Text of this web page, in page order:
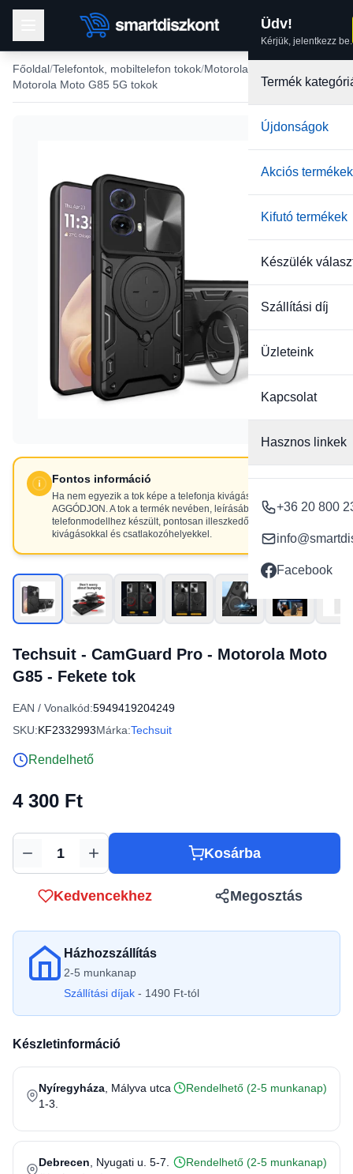
Üdv!
Kérjük, jelentkezz be.
Termék
Újdonságok
Akciós termékek
Kifutó termékek
Készülék
Szállítási díj
Üzleteink
Kapcsolat
Hasznos linkek
+36 20 800
Facebook
Főoldal Telefontok, mobiltelefon tokok Motorola tokok
Motorola Moto G85 5G tokok
Fontos információ
Ha nem egyezik a tok képe a telefonja kivágásaival, NE
AGGÓDJON. A tok a termék nevében, leírásában szereplő
telefonmodellhez készült, pontosan illeszkedő
kivágásokkal és csatlakozóhelyekkel.
Techsuit - CamGuard Pro - Motorola Moto
G85 - Fekete tok
EAN / Vonalkód:5949419204249
SKU:KF2332993Márka:Techsuit
Rendelhető
4 300 Ft
Mennyiség Kosárba
Kedvencekhez Megosztás
Házhozszállítás
2-5 munkanap
Szállítási díjak - 1490 Ft-tól
Készletinformáció
Nyíregyháza , Mályva utca
1-3.
Rendelhető (2-5 munkanap)
Debrecen , Nyugati u. 5-7.
Rendelhető (2-5 munkanap)